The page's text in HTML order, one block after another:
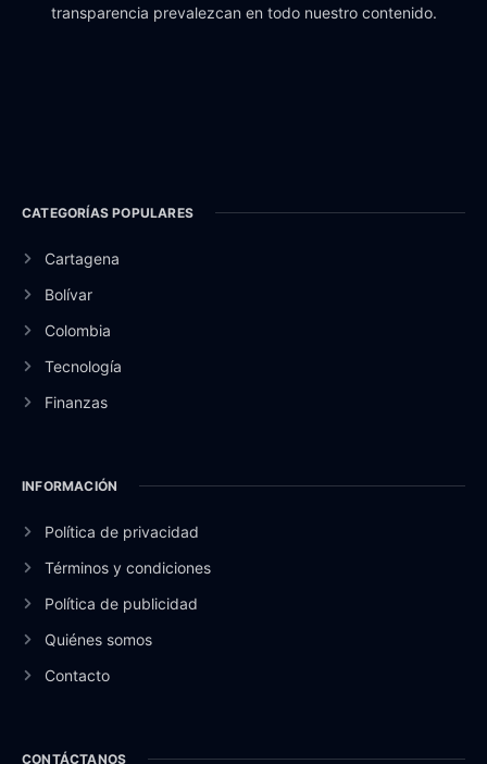
transparencia prevalezcan en todo nuestro contenido.
CATEGORÍAS POPULARES
Cartagena
Bolívar
Colombia
Tecnología
Finanzas
INFORMACIÓN
Política de privacidad
Términos y condiciones
Política de publicidad
Quiénes somos
Contacto
CONTÁCTANOS